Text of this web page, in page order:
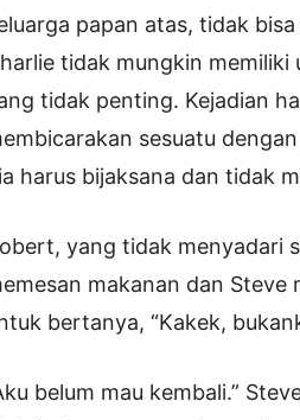
papan atas, tidak
tidak mungkin
tidak penting. Kejadian
sesuatu
harus bijaksana dan tidak
yang tidak menyadari
makanan dan
bertanya, “Kakek,
belum mau kembali.”